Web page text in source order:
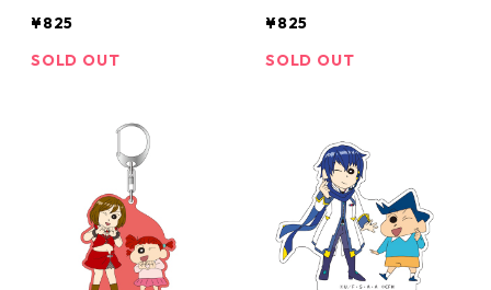
¥825
SOLD OUT
¥825
SOLD OUT